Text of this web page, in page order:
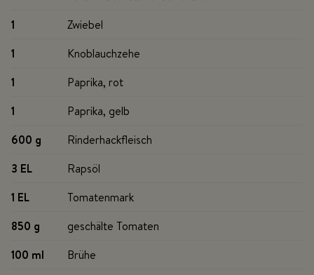
1
Zwiebel
1
Knoblauchzehe
1
Paprika, rot
1
Paprika, gelb
600 g
Rinderhackfleisch
3 EL
Rapsöl
1 EL
Tomatenmark
850 g
geschälte Tomaten
100 ml
Brühe